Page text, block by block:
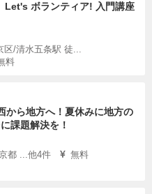
Let's ボランティア! 入門講座
区/清水五条駅 徒...
料
から地方へ！夏休みに地方の
課題解決を！
都 ...他4件
無料